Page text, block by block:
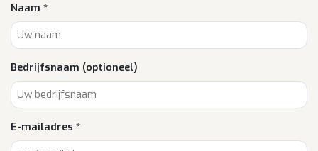
Naam *
Bedrijfsnaam (optioneel)
E-mailadres *